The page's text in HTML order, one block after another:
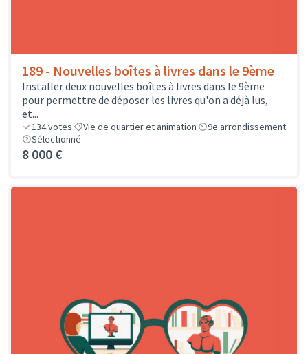
189 - Nouvelles boîtes à livres dans le 9ème
Installer deux nouvelles boîtes à livres dans le 9ème
pour permettre de déposer les livres qu'on a déjà lus,
et...
134votes Vie de quartier et animation
9e arrondissement
Sélectionné
8 000 €